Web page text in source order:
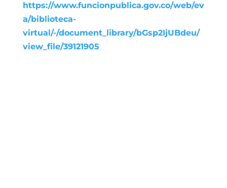
https://www.funcionpublica.gov.co/web/ev
a/biblioteca-
virtual/-/document_library/bGsp2IjUBdeu/
view_file/39121905